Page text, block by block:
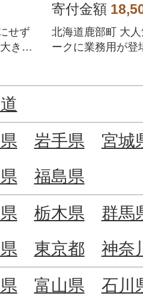
せず
きめ
寄付金額
北海道鹿部町 大
ークに業務用が登
岩手県
宮城
福島県
栃木県
群馬
東京都 神奈
富山県
石川